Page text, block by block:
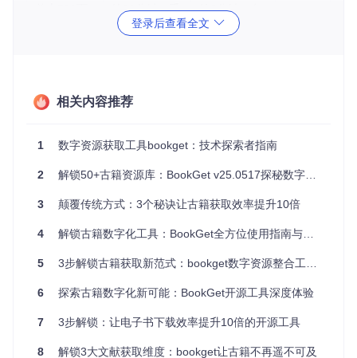
约90分钟（手
动保存）
约8分钟（自
动批量）
清图片集
式转换）
场景化应用：三大典型场景的实战方案
场景一：高校图书馆的学术研究资源管理
操作目标：从多个大学数字图书馆批量下载专题论文
自动优化文献元数据提取
链接
登录后查看全文
相关内容推荐
1 数字资源获取工具bookget：技术探索者指南
2 解锁50+古籍资源库：BookGet v25.0517探秘数字文献获取新范式
3 颠覆传统方式：3个秘诀让古籍获取效率提升10倍
4 解锁古籍数字化工具：BookGet全方位使用指南与功能解析
5 3步解锁古籍获取新范式：bookget数字资源整合工具全解析
6 探索古籍数字化新可能：BookGet开源工具深度体验
7 3步解锁：让电子书下载效率提升10倍的开源工具
8 解锁3大文献获取维度：bookget让古籍不再遥不可及